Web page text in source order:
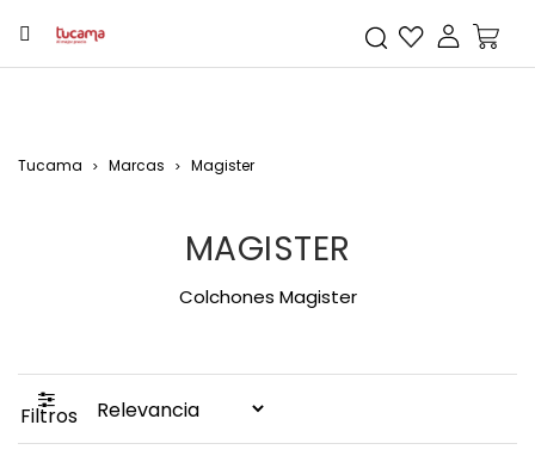
Tucama Marcas Magister
MAGISTER
Colchones Magister
Filtros